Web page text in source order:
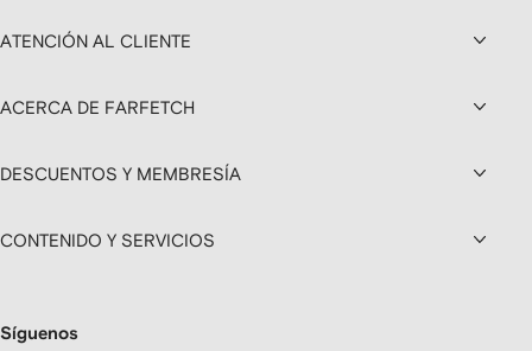
ATENCIÓN AL CLIENTE
ACERCA DE FARFETCH
DESCUENTOS Y MEMBRESÍA
CONTENIDO Y SERVICIOS
Síguenos